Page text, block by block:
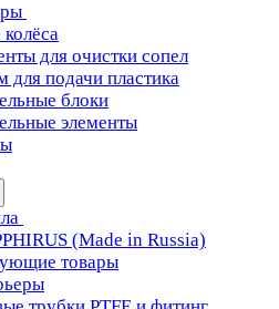
для очистки сопел
для подачи пластика
блоки
элементы
(Made in Russia)
товары